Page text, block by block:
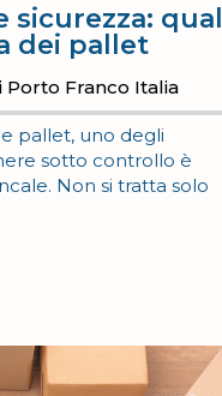
sicurezza: qual
dei pallet
Porto Franco Italia
pallet, uno degli
sotto controllo è
Non si tratta solo